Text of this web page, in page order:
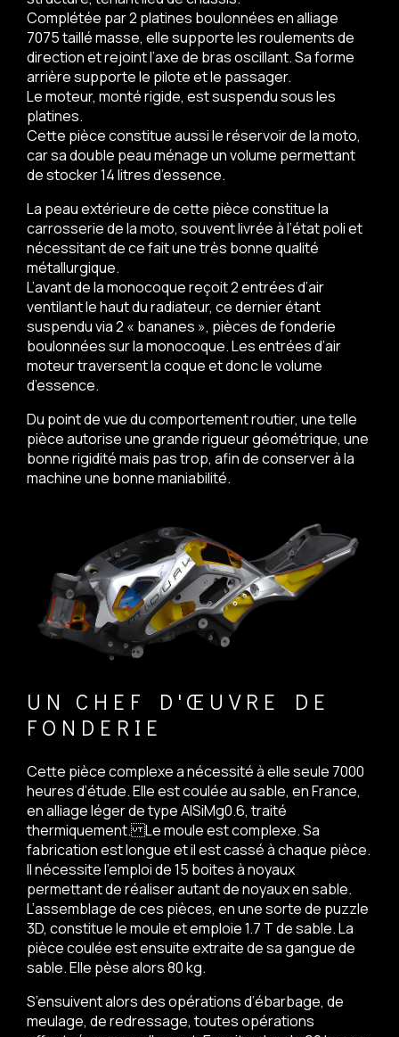
Complétée par 2 platines boulonnées en alliage
7075 taillé masse, elle supporte les roulements de
direction et rejoint l’axe de bras oscillant. Sa forme
arrière supporte le pilote et le passager.
Le moteur, monté rigide, est suspendu sous les
platines.
Cette pièce constitue aussi le réservoir de la moto,
car sa double peau ménage un volume permettant
de stocker 14 litres d’essence.
La peau extérieure de cette pièce constitue la
carrosserie de la moto, souvent livrée à l’état poli et
nécessitant de ce fait une très bonne qualité
métallurgique.
L’avant de la monocoque reçoit 2 entrées d’air
ventilant le haut du radiateur, ce dernier étant
suspendu via 2 « bananes », pièces de fonderie
boulonnées sur la monocoque. Les entrées d’air
moteur traversent la coque et donc le volume
d’essence.
Du point de vue du comportement routier, une telle
pièce autorise une grande rigueur géométrique, une
bonne rigidité mais pas trop, afin de conserver à la
machine une bonne maniabilité.
UN CHEF D'ŒUVRE DE
FONDERIE
Cette pièce complexe a nécessité à elle seule 7000
heures d’étude. Elle est coulée au sable, en France,
en alliage léger de type AlSiMg0.6, traité
thermiquement. Le moule est complexe. Sa
fabrication est longue et il est cassé à chaque pièce.
Il nécessite l’emploi de 15 boites à noyaux
permettant de réaliser autant de noyaux en sable.
L’assemblage de ces pièces, en une sorte de puzzle
3D, constitue le moule et emploie 1.7 T de sable. La
pièce coulée est ensuite extraite de sa gangue de
sable. Elle pèse alors 80 kg.
S’ensuivent alors des opérations d’ébarbage, de
meulage, de redressage, toutes opérations